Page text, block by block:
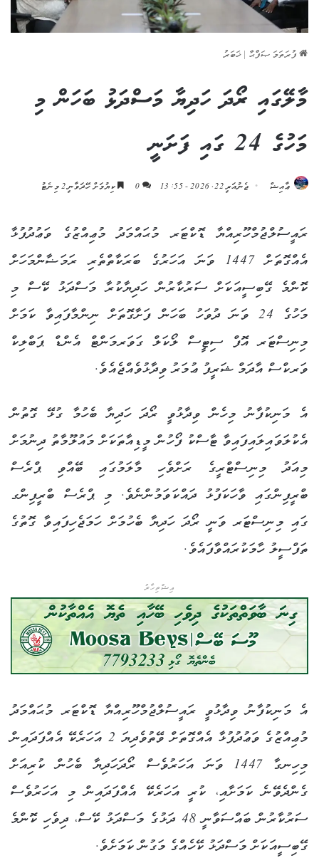
ފުރަތަމަ ޞަފްޙާ ޚަބަރު
މާލޭގައި ރޯދަ ހަދިޔާ މަސްދަޅު ބަހަން މި
މަހުގެ 24 ގައި ފަށަނީ
ޢާއިޝް ޖެނުއަރީ 22, 2026 - 13:55 0 ކިޔުމަށް ހޭދަވާނީ 2 މިނެޓު
ރައީސުލްޖުމްހޫރިއްޔާ ޑޮކްޓަރ މުޙައްމަދު މުޢިއްޒުގެ ވަޢުދުފުޅާ
އެއްގޮތަށް 1447 ވަނަ އަހަރުގެ ބަރަކާތްތެރި ރަމަޟާންމަހަށް
ކޮންމެ ގޭބިސީއަކަށް ސަރުކާރުން ހަދިޔާކުރާ މަސްދަޅު ކޭސް މި
މަހުގެ 24 ވަނަ ދުވަހު ބަހަން ފަށާގޮތަށް ނިންމާފައިވާ ކަމަށް
މިނިސްޓަރ އޮފް ސިޓީސް ލޯކަލް ގަވަރމަންޓް އެންޑް ޕަބްލިކް
ވަރކްސް އާދަމް ޝަރީފު ޢުމަރު ވިދާޅުވެއްޖެއެވެ.
އެ މަނިކުފާނު މިހެން ވިދާޅުވީ ރޯދަ ހަދިޔާ ބެހުމާ ގުޅޭ ގޮތުން
އެކުލަވައިލައިފައިވާ ޓާސްކު ފޯހުން މީޑިއާތަކަށް މައުލޫމާތު ދިނުމަށް
މިއަދު މިނިސްޓްރީގެ ރަށްވެހި މާލަމުގައި ބޭއްވި ޕްރެސް
ބްރީފިންގައި ވާހަކަފުޅު ދައްކަވަމުންނެވެ. މި ޕްރެސް ބްރީފިންގ
ގައި މިނިސްޓަރ ވަނީ ރޯދަ ހަދިޔާ ބެހުމަށް ހަމަޖެހިފައިވާ ގޮތުގެ
ތަފްސީލު ހާމަކުރައްވާފައެވެ.
އިޝްތިހާރު
އެ މަނިކުފާނު ވިދާޅުވީ ރައީސުލްޖުމްހޫރިއްޔާ ޑޮކްޓަރ މުޙައްމަދު
މުޢިއްޒުގެ ވަޢުދުފުޅާ އެއްގޮތަށް ވޭތުވެދިޔަ 2 އަހަރެކޭ އެއްފަދައިން
މިހިނގާ 1447 ވަނަ އަހަރުވެސް ރޯދަހަދިޔާ ބެހުން ކުރިއަށް
ގެންދެވޭނެ ކަމަށާއި، ކުރީ އަހަރެކޭ އެއްފަދައިން މި އަހަރުވެސް
ސަރުކާރުން ބައްސަވާނީ 48 ދަޅުގެ މަސްދަޅު ކޭސް، ދިވެހި ކޮންމެ
ގޭބިސީއަކަށް މަސްދަޅު ކޭހެއްގެ މަގުން ކަމަށެވެ.